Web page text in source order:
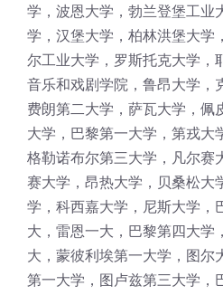
学，波恩大学，勃兰登堡工业
学，汉堡大学，柏林洪堡大学
尔工业大学，罗斯托克大学，
音乐和戏剧学院，鲁昂大学，
费朗第二大学，萨瓦大学，佩
大学，巴黎第一大学，第戎大
格勒诺布尔第三大学，凡尔赛
赛大学，昂热大学，贝桑松大
学，科西嘉大学，尼斯大学，
大，雷恩一大，巴黎第四大学
大，蒙彼利埃第一大学，图尔
第一大学，图卢兹第三大学，